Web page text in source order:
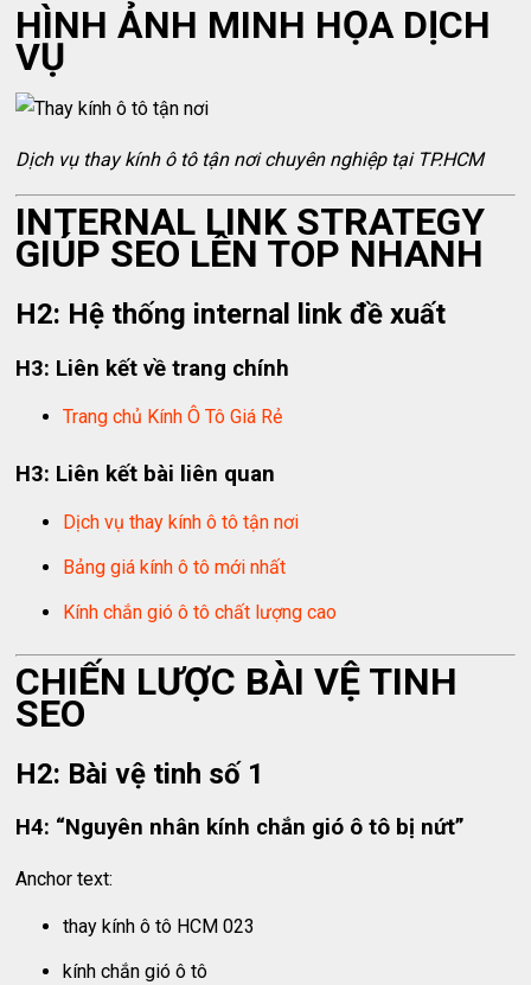
HÌNH ẢNH MINH HỌA DỊCH
VỤ
Dịch vụ thay kính ô tô tận nơi chuyên nghiệp tại TP.HCM
INTERNAL LINK STRATEGY
GIÚP SEO LÊN TOP NHANH
H2: Hệ thống internal link đề xuất
H3: Liên kết về trang chính
Trang chủ Kính Ô Tô Giá Rẻ
H3: Liên kết bài liên quan
Dịch vụ thay kính ô tô tận nơi
Bảng giá kính ô tô mới nhất
Kính chắn gió ô tô chất lượng cao
CHIẾN LƯỢC BÀI VỆ TINH
SEO
H2: Bài vệ tinh số 1
H4: “Nguyên nhân kính chắn gió ô tô bị nứt”
Anchor text:
thay kính ô tô HCM 023
kính chắn gió ô tô